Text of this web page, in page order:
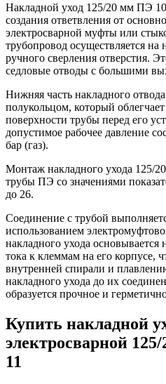
Накладной уход 125/20 мм ПЭ
создания ответвления от
электросварной муфты или
трубопровод осуществляется
ручного сверления отверстия.
седловые отводы с большими
Нижняя часть накладного
полукольцом, который
поверхности трубы перед его
допустимое рабочее давление
бар (газ).
Монтаж накладного ухода 125/
трубы ПЭ со значениями
до 26.
Соединение с трубой
использованием
накладного ухода основывается
тока к клеммам на его корпусе,
внутренней спирали и
накладного ухода до их
образуется прочное и
Купить накладной
электросварной
11